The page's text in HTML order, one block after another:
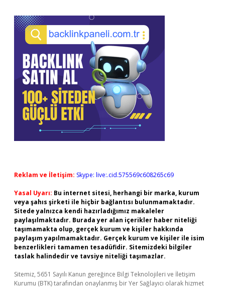
Reklam ve İletişim: Skype: live:.cid.575569c608265c69
Yasal Uyarı: Bu internet sitesi, herhangi bir marka, kurum
veya şahıs şirketi ile hiçbir bağlantısı bulunmamaktadır.
Sitede yalnızca kendi hazırladığımız makaleler
paylaşılmaktadır. Burada yer alan içerikler haber niteliği
taşımamakta olup, gerçek kurum ve kişiler hakkında
paylaşım yapılmamaktadır. Gerçek kurum ve kişiler ile isim
benzerlikleri tamamen tesadüfidir. Sitemizdeki bilgiler
taslak halindedir ve tavsiye niteliği taşımazlar.
Sitemiz, 5651 Sayılı Kanun gereğince Bilgi Teknolojileri ve İletişim
Kurumu (BTK) tarafından onaylanmış bir Yer Sağlayıcı olarak hizmet